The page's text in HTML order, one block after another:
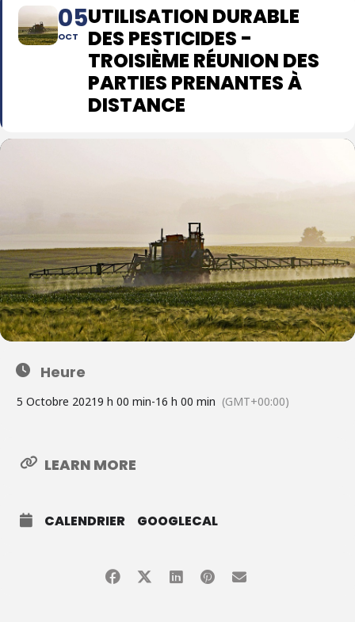
05
OCT
UTILISATION DURABLE
DES PESTICIDES -
TROISIÈME RÉUNION DES
PARTIES PRENANTES À
DISTANCE
Heure
5 Octobre 20219 h 00 min-16 h 00 min (GMT+00:00)
LEARN MORE
CALENDRIER GOOGLECAL